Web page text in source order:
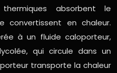
absorbent le
convertissent en chaleur.
à un fluide caloporteur,
qui circule dans un
transporte la chaleur